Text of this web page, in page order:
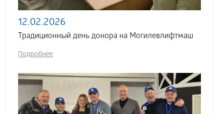
12.02.2026
Традиционный день донора на Могилевлифтмаш
Подробнее